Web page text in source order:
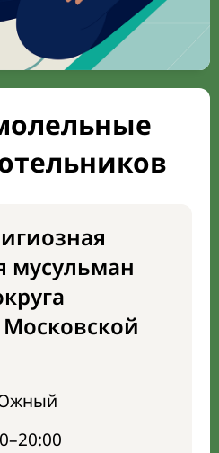
мусульман